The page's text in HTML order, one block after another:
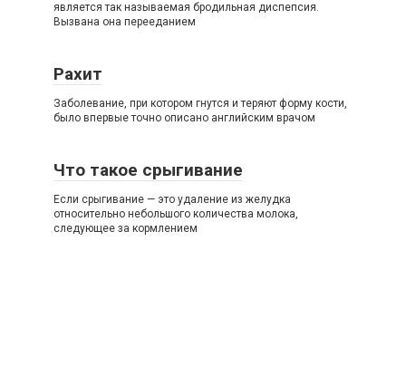
является так называемая бродильная диспепсия.
Вызвана она перееданием
Рахит
Заболевание, при котором гнутся и теряют форму кости,
было впервые точно описано английским врачом
Что такое срыгивание
Если срыгивание — это удаление из желудка
относительно небольшого количества молока,
следующее за кормлением